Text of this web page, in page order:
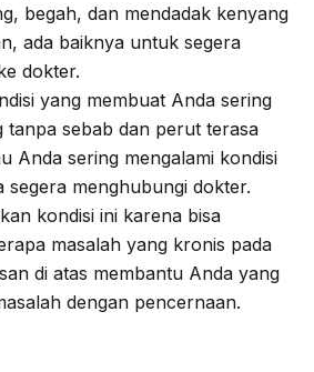
begah, dan mendadak kenyang
ada baiknya untuk segera
dokter.
yang membuat Anda sering
tanpa sebab dan perut terasa
Anda sering mengalami kondisi
segera menghubungi dokter.
kondisi ini karena bisa
masalah yang kronis pada
di atas membantu Anda yang
dengan pencernaan.